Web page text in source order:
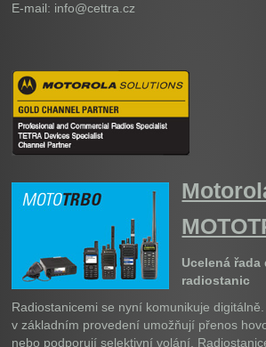
E-mail: info@cettra.cz
Ucelená
radiostanic
Radiostanicemi se nyní komunikuje
v základním provedení umožňují přenos
nebo podporují selektivní volání.